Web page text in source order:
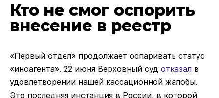
Кто не смог оспорить
внесение в реестр
«Первый отдел» продолжает оспаривать статус
«иноагента». 22 июня Верховный суд отказал в
удовлетворении нашей кассационной жалобы.
Это последняя инстанция в России, в которой